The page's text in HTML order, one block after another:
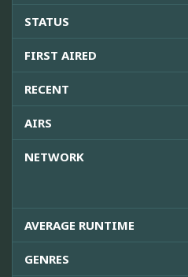
STATUS
FIRST AIRED
RECENT
AIRS
NETWORK
AVERAGE RUNTIME
GENRES